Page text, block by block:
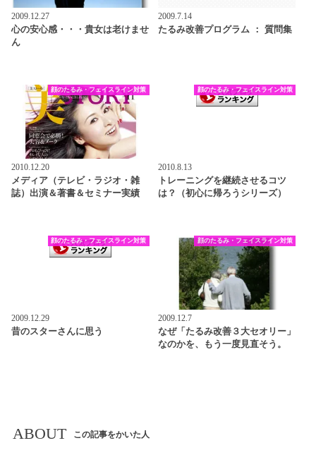
2009.12.27
心の安心感・・・貴女は老けませ
ん
2009.7.14
たるみ改善プログラム ： 質問集
顔のたるみ・フェイスライン対策
2010.12.20
メディア（テレビ・ラジオ・雑
誌）出演＆著書＆セミナー実績
顔のたるみ・フェイスライン対策
2010.8.13
トレーニングを継続させるコツ
は？（初心に帰ろうシリーズ）
顔のたるみ・フェイスライン対策
2009.12.29
昔のスターさんに思う
顔のたるみ・フェイスライン対策
2009.12.7
なぜ「たるみ改善３大セオリー」
なのかを、もう一度見直そう。
ABOUT この記事をかいた人